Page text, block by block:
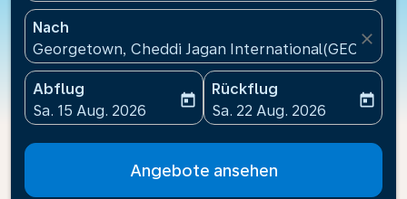
Nach
Georgetown, Cheddi Jagan International(GEO),
close
Abflug
fc-booking-departure-date-aria-label
Sa. 15 Aug. 2026
today
Rückflug
fc-booking-return-date-
Sa. 22 Aug. 2026
today
Angebote ansehen